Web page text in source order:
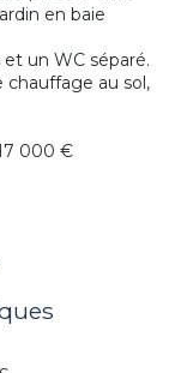
en baie
un WC séparé.
chauffage au sol,
000 €